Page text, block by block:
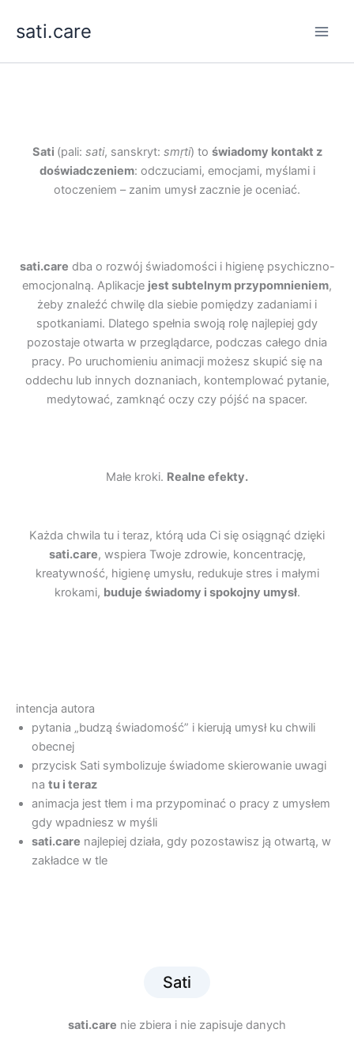
sati.care
Sati (pali: sati, sanskryt: smṛti) to świadomy kontakt z
doświadczeniem: odczuciami, emocjami, myślami i
otoczeniem – zanim umysł zacznie je oceniać.
sati.care dba o rozwój świadomości i higienę psychiczno-
emocjonalną. Aplikacje jest subtelnym przypomnieniem,
żeby znaleźć chwilę dla siebie pomiędzy zadaniami i
spotkaniami. Dlatego spełnia swoją rolę najlepiej gdy
pozostaje otwarta w przeglądarce, podczas całego dnia
pracy. Po uruchomieniu animacji możesz skupić się na
oddechu lub innych doznaniach, kontemplować pytanie,
medytować, zamknąć oczy czy pójść na spacer.
Małe kroki. Realne efekty.
Każda chwila tu i teraz, którą uda Ci się osiągnąć dzięki
sati.care, wspiera Twoje zdrowie, koncentrację,
kreatywność, higienę umysłu, redukuje stres i małymi
krokami, buduje świadomy i spokojny umysł.
intencja autora
pytania „budzą świadomość” i kierują umysł ku chwili
obecnej
przycisk Sati symbolizuje świadome skierowanie uwagi
na tu i teraz
animacja jest tłem i ma przypominać o pracy z umysłem
gdy wpadniesz w myśli
sati.care najlepiej działa, gdy pozostawisz ją otwartą, w
zakładce w tle
Sati
sati.care nie zbiera i nie zapisuje danych